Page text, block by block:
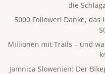
die
5000 Follower! Danke,
Millionen mit Trails – und
Jamnica Slowenien: Der